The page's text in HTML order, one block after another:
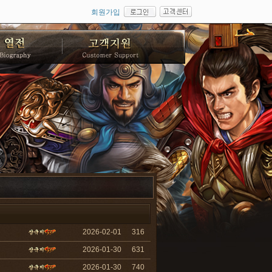
회원가입
2026-02-01 316
2026-01-30 631
2026-01-30 740